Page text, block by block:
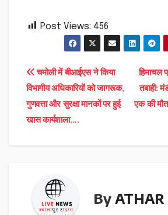
Post Views: 456
Post
navigation
हिमाचल
तबाही:
एक की
चमोली में बीआईएस ने किया
विभागीय अधिकारियों को जागरूक,
गुणवत्ता और सुरक्षा मानकों पर हुई
खास कार्यशाला….
By ATHAR